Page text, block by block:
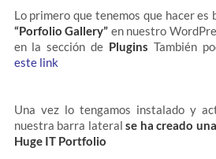
Lo primero que tenemos que hacer es
“Porfolio Gallery” en nuestro
en la sección de Plugins También
este link
Una vez lo tengamos instalado y
nuestra barra lateralse ha creado
Huge IT Portfolio